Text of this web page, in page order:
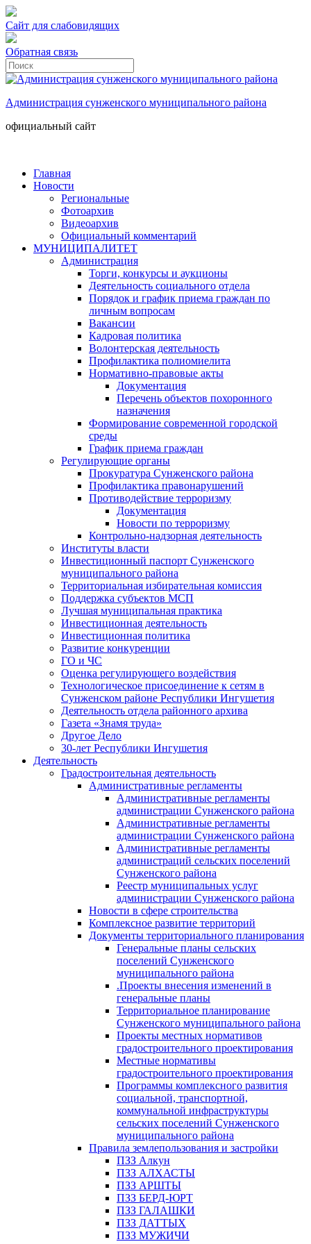
Сайт для слабовидящих
Обратная связь
Администрация сунженского муниципального района
официальный сайт
Главная
Новости
Региональные
Фотоархив
Видеоархив
Официальный комментарий
МУНИЦИПАЛИТЕТ
Администрация
Торги, конкурсы и аукционы
Деятельность социального отдела
Порядок и график приема граждан по
личным вопросам
Вакансии
Кадровая политика
Волонтерская деятельность
Профилактика полиомиелита
Нормативно-правовые акты
Документация
Перечень объектов похоронного
назначения
Формирование современной городской
среды
График приема граждан
Регулирующие органы
Прокуратура Сунженского района
Профилактика правонарушений
Противодействие терроризму
Документация
Новости по терроризму
Контрольно-надзорная деятельность
Институты власти
Инвестиционный паспорт Сунженского
муниципального района
Территориальная избирательная комиссия
Поддержка субъектов МСП
Лучшая муниципальная практика
Инвестиционная деятельность
Инвестиционная политика
Развитие конкуренции
ГО и ЧС
Оценка регулирующего воздействия
Технологическое присоединение к сетям в
Сунженском районе Республики Ингушетия
Деятельность отдела районного архива
Газета «Знамя труда»
Другое Дело
30-лет Республики Ингушетия
Деятельность
Градостроительная деятельность
Административные регламенты
Административные регламенты
администрации Сунженского района
Административные регламенты
администрации Сунженского района
Административные регламенты
администраций сельских поселений
Сунженского района
Реестр муниципальных услуг
администрации Сунженского района
Новости в сфере строительства
Комплексное развитие территорий
Документы территориального планирования
Генеральные планы сельских
поселений Сунженского
муниципального района
.Проекты внесения изменений в
генеральные планы
Территориальное планирование
Сунженского муниципального района
Проекты местных нормативов
градостроительного проектирования
Местные нормативы
градостроительного проектирования
Программы комплексного развития
социальной, транспортной,
коммунальной инфраструктуры
сельских поселений Сунженского
муниципального района
Правила землепользования и застройки
ПЗЗ Алкун
ПЗЗ АЛХАСТЫ
ПЗЗ АРШТЫ
ПЗЗ БЕРД-ЮРТ
ПЗЗ ГАЛАШКИ
ПЗЗ ДАТТЫХ
ПЗЗ МУЖИЧИ